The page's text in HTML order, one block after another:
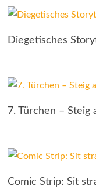
Diegetisches
7. Türchen – Steig
Comic Strip: Sit